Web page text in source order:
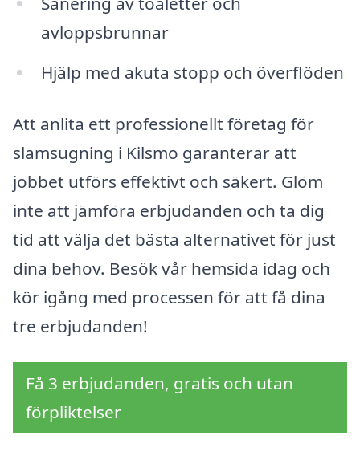
avloppsbrunnar
Hjälp med akuta stopp och överflöden
Att anlita ett professionellt företag för
slamsugning i Kilsmo garanterar att
jobbet utförs effektivt och säkert. Glöm
inte att jämföra erbjudanden och ta dig
tid att välja det bästa alternativet för just
dina behov. Besök vår hemsida idag och
kör igång med processen för att få dina
tre erbjudanden!
Få 3 erbjudanden, gratis och utan
förpliktelser